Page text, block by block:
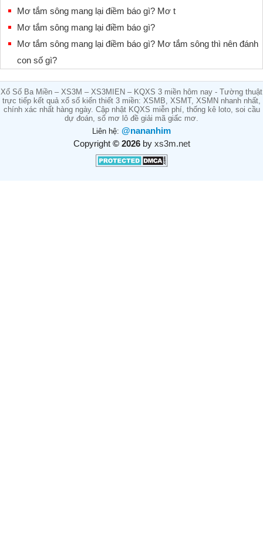
Mơ tắm sông mang lại điềm báo gì? Mơ t
Mơ tắm sông mang lại điềm báo gì?
Mơ tắm sông mang lại điềm báo gì? Mơ tắm sông thì nên đánh
con số gì?
Xổ Số Ba Miền – XS3M – XS3MIEN – KQXS 3 miền hôm nay - Tường thuật
trực tiếp kết quả xổ số kiến thiết 3 miền: XSMB, XSMT, XSMN nhanh nhất,
chính xác nhất hàng ngày. Cập nhật KQXS miễn phí, thống kê loto, soi cầu
dự đoán, sổ mơ lô đề giải mã giấc mơ.
Liên hệ: @nananhim
Copyright © 2026by xs3m.net